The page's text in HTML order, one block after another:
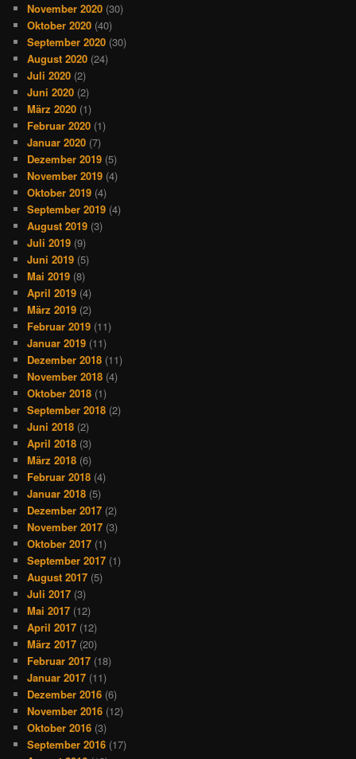
November 2020 (30)
Oktober 2020 (40)
September 2020 (30)
August 2020 (24)
Juli 2020 (2)
Juni 2020 (2)
März 2020 (1)
Februar 2020 (1)
Januar 2020 (7)
Dezember 2019 (5)
November 2019 (4)
Oktober 2019 (4)
September 2019 (4)
August 2019 (3)
Juli 2019 (9)
Juni 2019 (5)
Mai 2019 (8)
April 2019 (4)
März 2019 (2)
Februar 2019 (11)
Januar 2019 (11)
Dezember 2018 (11)
November 2018 (4)
Oktober 2018 (1)
September 2018 (2)
Juni 2018 (2)
April 2018 (3)
März 2018 (6)
Februar 2018 (4)
Januar 2018 (5)
Dezember 2017 (2)
November 2017 (3)
Oktober 2017 (1)
September 2017 (1)
August 2017 (5)
Juli 2017 (3)
Mai 2017 (12)
April 2017 (12)
März 2017 (20)
Februar 2017 (18)
Januar 2017 (11)
Dezember 2016 (6)
November 2016 (12)
Oktober 2016 (3)
September 2016 (17)